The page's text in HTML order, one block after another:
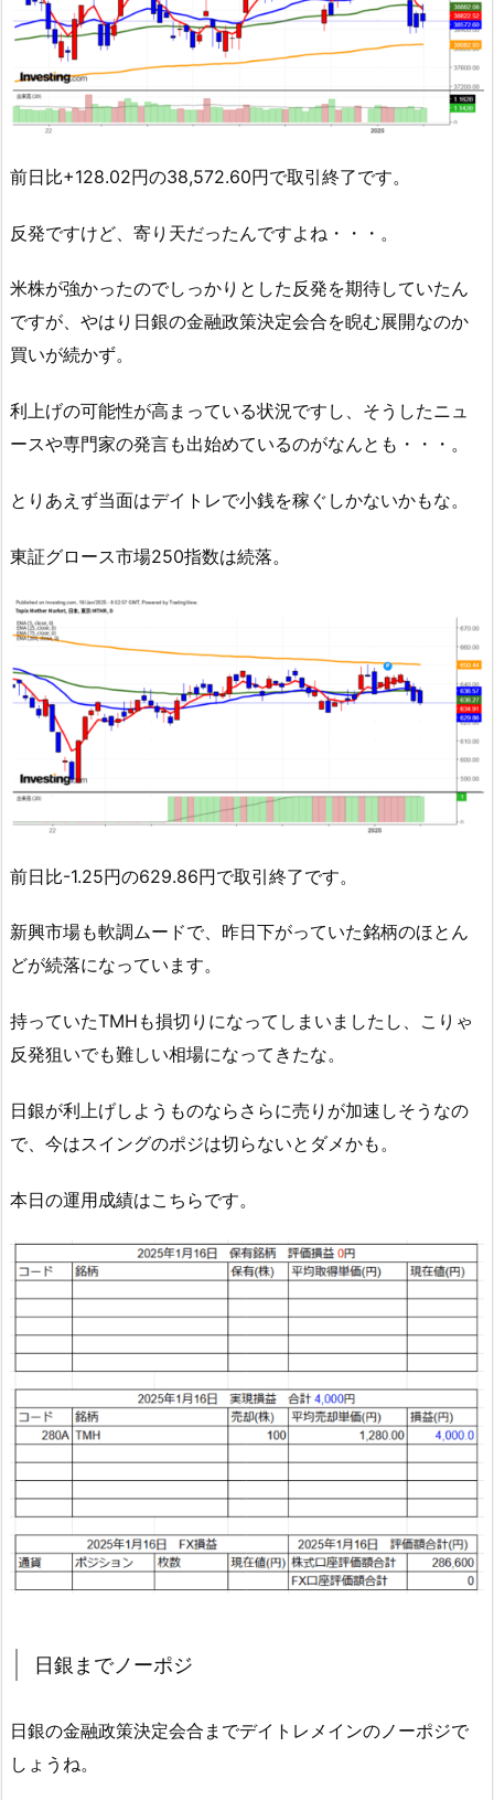
前日比+128.02円の38,572.60円で取引終了です。
反発ですけど、寄り天だったんですよね・・・。
米株が強かったのでしっかりとした反発を期待していたん
ですが、やはり日銀の金融政策決定会合を睨む展開なのか
買いが続かず。
利上げの可能性が高まっている状況ですし、そうしたニュ
ースや専門家の発言も出始めているのがなんとも・・・。
とりあえず当面はデイトレで小銭を稼ぐしかないかもな。
東証グロース市場250指数は続落。
前日比-1.25円の629.86円で取引終了です。
新興市場も軟調ムードで、昨日下がっていた銘柄のほとん
どが続落になっています。
持っていたTMHも損切りになってしまいましたし、こりゃ
反発狙いでも難しい相場になってきたな。
日銀が利上げしようものならさらに売りが加速しそうなの
で、今はスイングのポジは切らないとダメかも。
本日の運用成績はこちらです。
日銀までノーポジ
日銀の金融政策決定会合までデイトレメインのノーポジで
しょうね。